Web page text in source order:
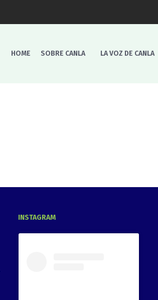
HOME SOBRE CANLA LA VOZ DE CANLA
INSTAGRAM